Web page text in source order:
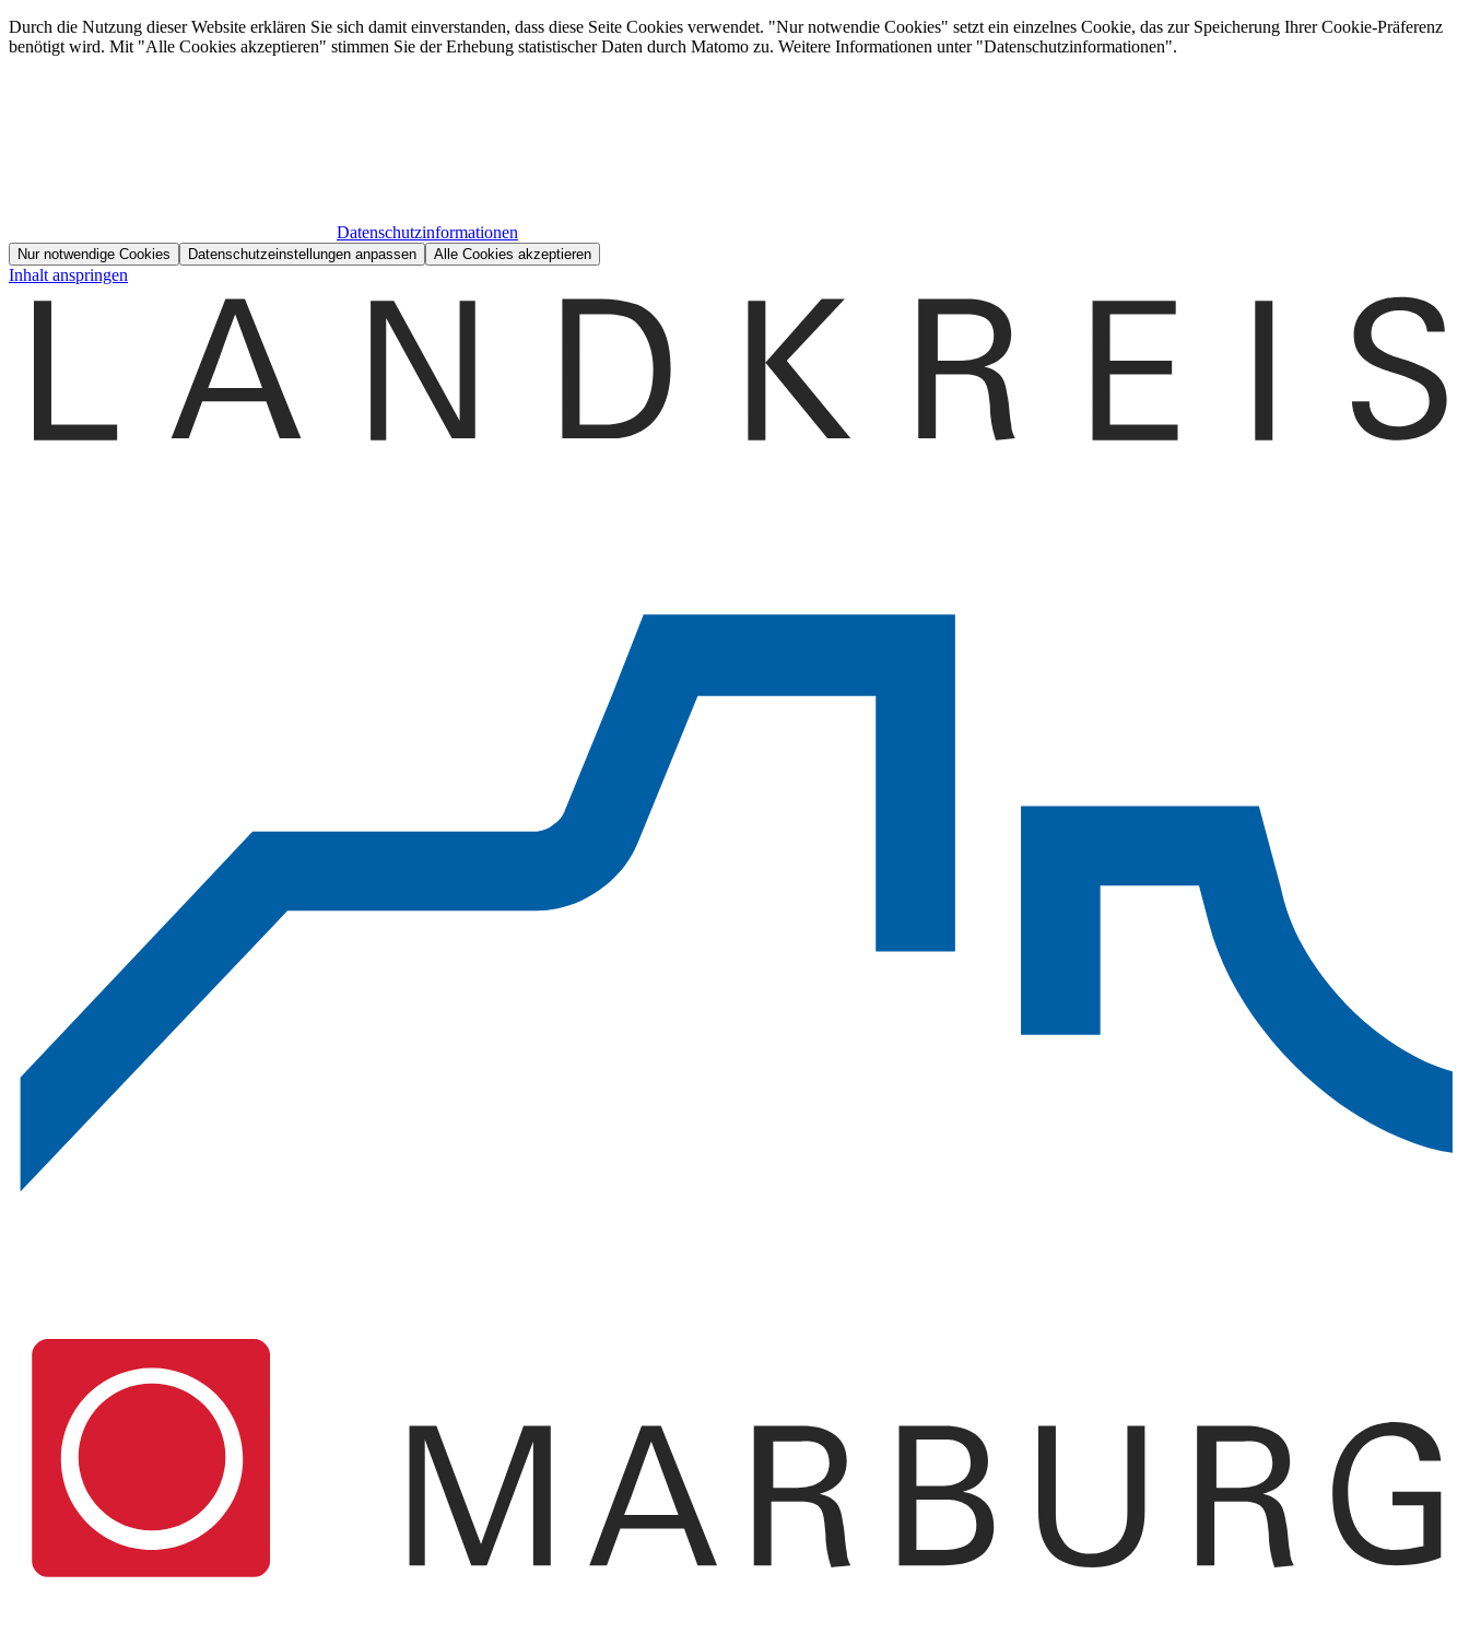
Durch die Nutzung dieser Website erklären Sie sich damit einverstanden, dass diese Seite Cookies verwendet. "Nur notwendie Cookies" setzt ein einzelnes Cookie, das zur Speicherung Ihrer Cookie-Präferenz
benötigt wird. Mit "Alle Cookies akzeptieren" stimmen Sie der Erhebung statistischer Daten durch Matomo zu. Weitere Informationen unter "Datenschutzinformationen".
Datenschutzinformationen
Nur notwendige Cookies Datenschutzeinstellungen anpassen Alle Cookies akzeptieren
Inhalt anspringen